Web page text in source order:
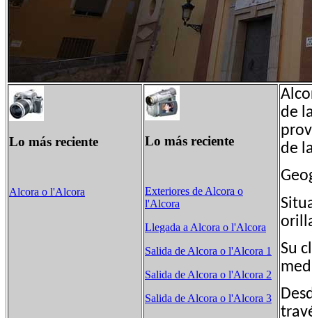
Lo más reciente
Alcora o l'Alcora
Lo más reciente
Exteriores de Alcora o
l'Alcora
Llegada a Alcora o l'Alcora
Salida de Alcora o l'Alcora 1
Salida de Alcora o l'Alcora 2
Salida de Alcora o l'Alcora 3
de
de
Su